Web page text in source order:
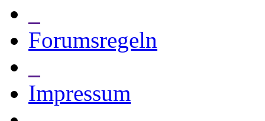
Forumsregeln
Impressum